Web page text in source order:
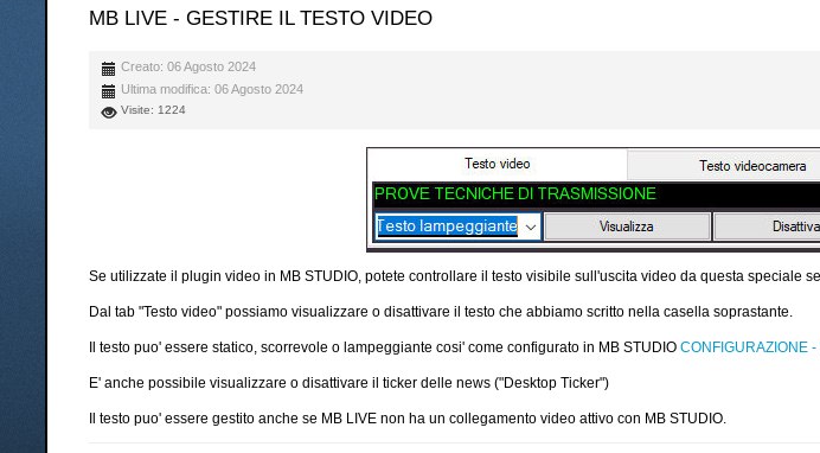
MB LIVE - GESTIRE IL TESTO VIDEO
Creato: 06 Agosto 2024
Ultima modifica: 06 Agosto 2024
Visite: 1224
Se utilizzate il plugin video in MB STUDIO, potete controllare il testo visibile sull'uscita video da questa speciale
Dal tab "Testo video" possiamo visualizzare o disattivare il testo che abbiamo scritto nella casella soprastante.
Il testo puo' essere statico, scorrevole o lampeggiante cosi' come configurato in MB STUDIO CONFIGURAZIONE
E' anche possibile visualizzare o disattivare il ticker delle news ("Desktop Ticker")
Il testo puo' essere gestito anche se MB LIVE non ha un collegamento video attivo con MB STUDIO.